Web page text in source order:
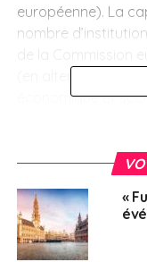
européenne). La
nombre
(en alternance
économique et
de l’UE, ou encore
Membre fondateur
appelée
– lors du traité de
l’Allemagne
«